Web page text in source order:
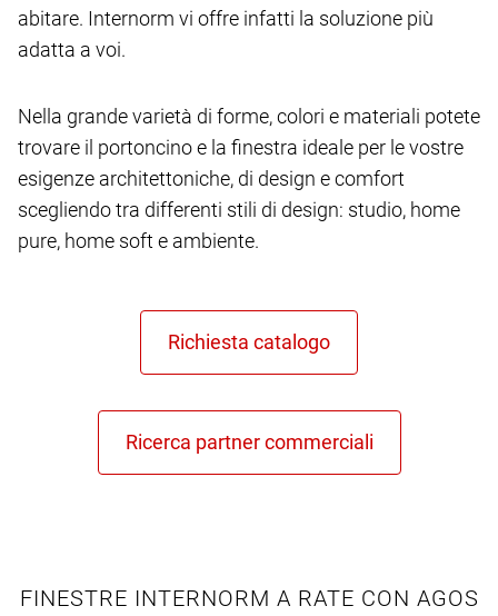
abitare. Internorm vi offre infatti la soluzione più
adatta a voi.
Nella grande varietà di forme, colori e materiali potete
trovare il portoncino e la finestra ideale per le vostre
esigenze architettoniche, di design e comfort
scegliendo tra differenti stili di design: studio, home
pure, home soft e ambiente.
FINESTRE INTERNORM A RATE CON AGOS